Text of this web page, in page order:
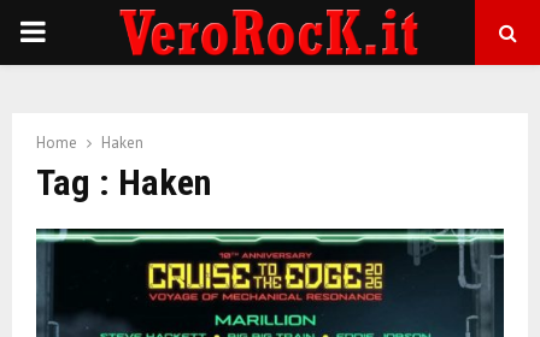
P
M
A
Home Haken
Tag : Haken